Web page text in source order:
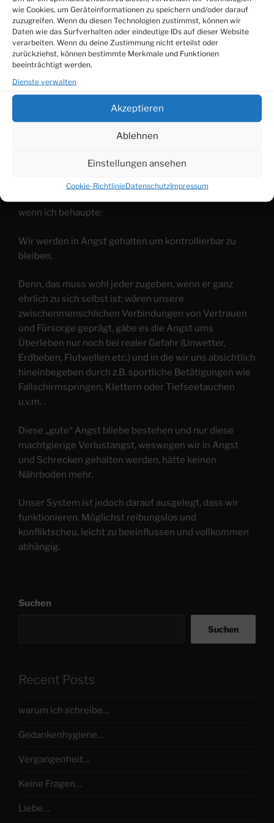
wie Cookies, um Geräteinformationen zu speichern und/oder darauf
zuzugreifen. Wenn du diesen Technologien zustimmst, können wir
Daten wie das Surfverhalten oder eindeutige IDs auf dieser Website
verarbeiten. Wenn du deine Zustimmung nicht erteilst oder
zurückziehst, können bestimmte Merkmale und Funktionen
beeinträchtigt werden.
Dienste verwalten
Akzeptieren
Ablehnen
Einstellungen ansehen
Cookie-RichtlinieDatenschutzImpressum
Ahnung. Und so rechtfertigt sich selbst das
schlechteste Benehmen anderen Lebewesen
gegenüber, denn wer den Wert des Lebens nicht
anerkennt, sieht darin eben keinen, dann kann man es
auch schlecht behandeln und darf es trotzdem noch
wertschätzend nennen.
Anfang der 1974 Jahre gab es einen Film mit Inge
Meysel: Angst essen Seele auf. Rainer Werner
Fassbinder erschuf mit diesem kritischen Sozialdrama
um Abwertung, um Machtgefälle, um Hierarchie geht.
wenn ich behaupte:
Wir werden in Angst gehalten um kontrollierbar zu
bleiben.
Denn, das muss wohl jeder zugeben, wenn er ganz
ehrlich zu sich selbst ist: wären unsere
zwischenmenschlichen Verbindungen von Vertrauen
und Fürsorge geprägt, gäbe es die Angst ums
Überleben nur noch bei realer Gefahr (Unwetter,
Erdbeben, Flutwellen etc.) und in die wir uns absichtlich
hineinbegeben durch z.B. sportliche Betätigungen wie
Fallschirmspringen, Klettern oder Tiefseetauchen
u.v.m. .
Diese „gute“ Angst bliebe bestehen und nur diese
machtgierige Verlustangst, weswegen wir in Angst
und Schrecken gehalten werden, hätte keinen
Nährboden mehr.
Unser System ist jedoch darauf ausgelegt, dass wir
funktionieren. Möglichst reibungslos und
konfliktscheu, leicht zu beeinflussen und vollkommen
abhängig.
Suchen
Suchen
Recent Posts
warum ich schreibe…
Gedankenhygiene…
Vergangenheit…
Keine Fragen…
Liebe…